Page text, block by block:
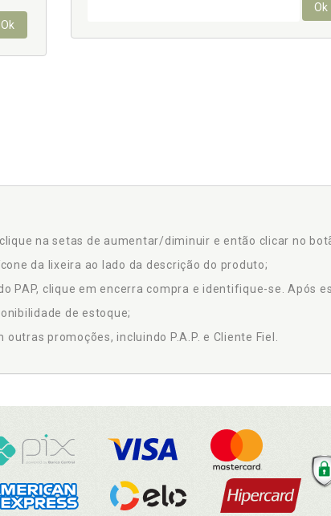
Ok
Ok
na setas de aumentar/diminuir e então clicar no
da lixeira ao lado da descrição do produto;
PAP, clique em encerra compra e identifique-se. Após
de estoque;
promoções, incluindo P.A.P. e Cliente Fiel.